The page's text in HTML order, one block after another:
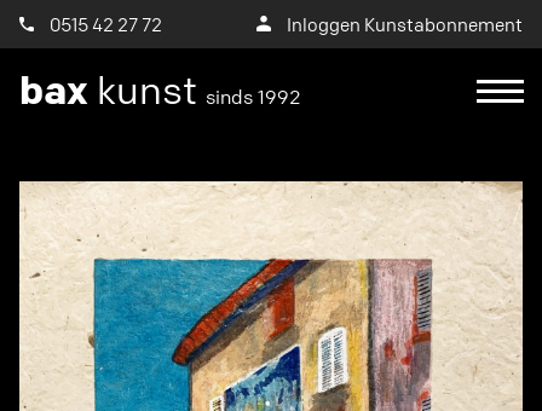
0515 42 27 72 Inloggen Kunstabonnement
bax kunst sinds 1992